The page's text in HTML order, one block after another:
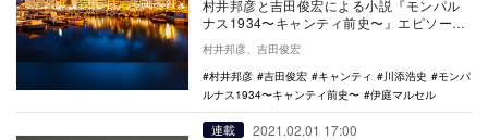
村井邦彦と吉田俊宏による小説『モンパル
ナス1934〜キャンティ前史〜』エピソード
3では、川添紫郎（浩史）が夏のフランス・
カンヌに…
村井邦彦、吉田俊宏
村井邦彦
吉田俊宏 キャンティ 川添浩史
モンパ
ルナス1934〜キャンティ前史〜
伊庭マルセル
連載 2021.02.01 17:00